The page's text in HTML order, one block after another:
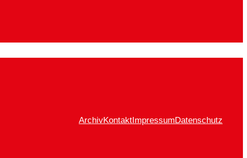
ArchivKontaktImpressumDatenschutz